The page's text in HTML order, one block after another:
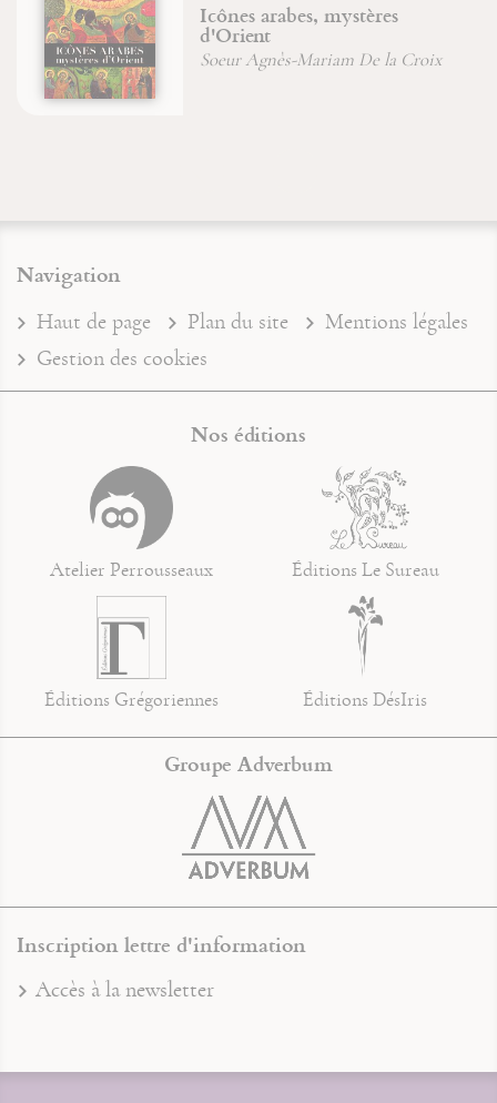
Icônes arabes, mystères
d'Orient
Soeur Agnès-Mariam De la Croix
Navigation
Haut de page Plan du site
Mentions légales
Gestion des cookies
Nos éditions
Atelier Perrousseaux Éditions Le Sureau
Éditions Grégoriennes Éditions DésIris
Groupe Adverbum
Inscription lettre d'information
Accès à la newsletter